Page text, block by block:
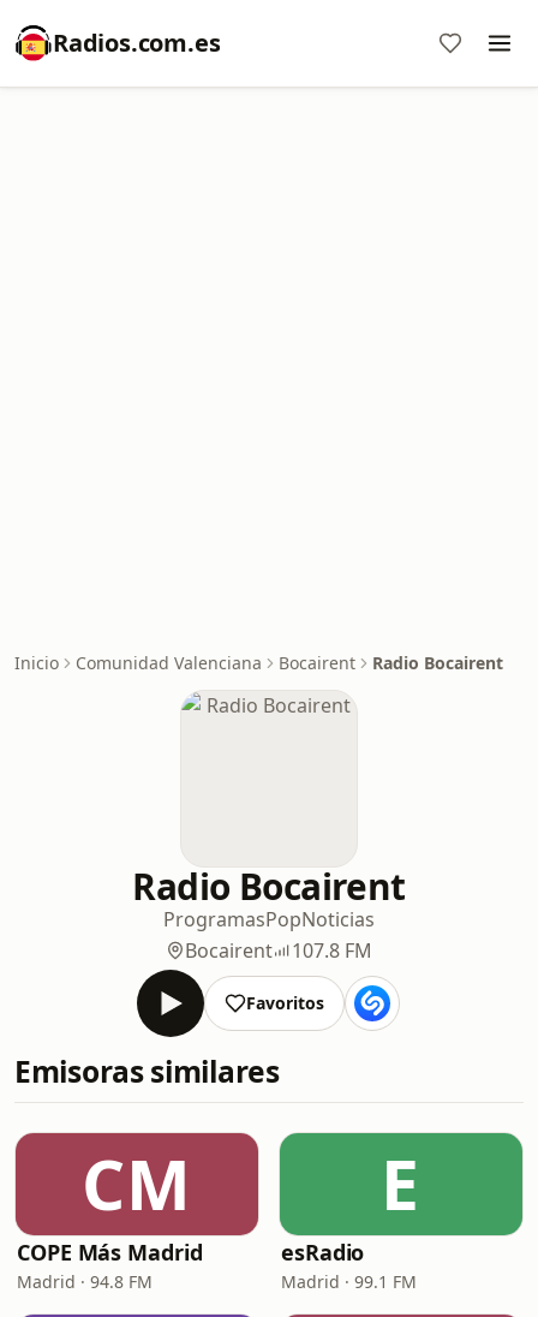
Radios.com.es
Inicio Comunidad Valenciana Bocairent Radio Bocairent
Radio Bocairent
ProgramasPopNoticias
Bocairent
107.8 FM
Favoritos
Emisoras similares
CM
COPE Más Madrid
Madrid · 94.8 FM
E
esRadio
Madrid · 99.1 FM